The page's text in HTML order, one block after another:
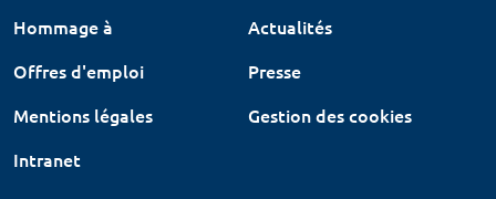
Hommage à
Actualités
Offres d'emploi
Presse
Mentions légales
Gestion des cookies
Intranet